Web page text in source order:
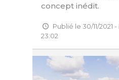
concept inédit.
Publié le 30/11/2021
23:02